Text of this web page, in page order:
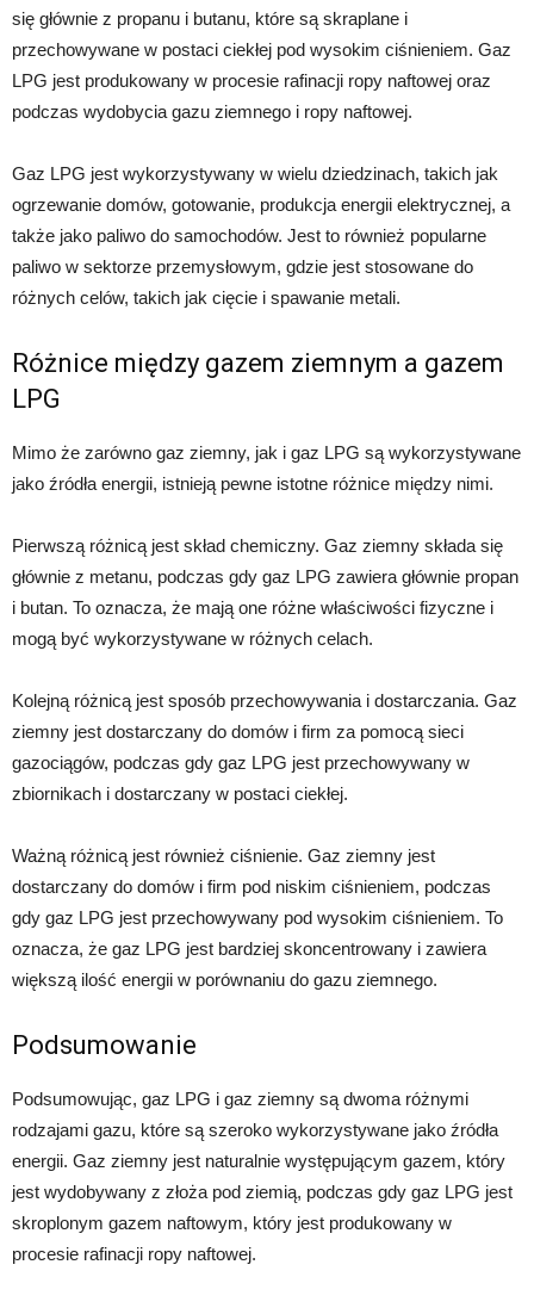
się głównie z propanu i butanu, które są skraplane i
przechowywane w postaci ciekłej pod wysokim ciśnieniem. Gaz
LPG jest produkowany w procesie rafinacji ropy naftowej oraz
podczas wydobycia gazu ziemnego i ropy naftowej.
Gaz LPG jest wykorzystywany w wielu dziedzinach, takich jak
ogrzewanie domów, gotowanie, produkcja energii elektrycznej, a
także jako paliwo do samochodów. Jest to również popularne
paliwo w sektorze przemysłowym, gdzie jest stosowane do
różnych celów, takich jak cięcie i spawanie metali.
Różnice między gazem ziemnym a gazem
LPG
Mimo że zarówno gaz ziemny, jak i gaz LPG są wykorzystywane
jako źródła energii, istnieją pewne istotne różnice między nimi.
Pierwszą różnicą jest skład chemiczny. Gaz ziemny składa się
głównie z metanu, podczas gdy gaz LPG zawiera głównie propan
i butan. To oznacza, że mają one różne właściwości fizyczne i
mogą być wykorzystywane w różnych celach.
Kolejną różnicą jest sposób przechowywania i dostarczania. Gaz
ziemny jest dostarczany do domów i firm za pomocą sieci
gazociągów, podczas gdy gaz LPG jest przechowywany w
zbiornikach i dostarczany w postaci ciekłej.
Ważną różnicą jest również ciśnienie. Gaz ziemny jest
dostarczany do domów i firm pod niskim ciśnieniem, podczas
gdy gaz LPG jest przechowywany pod wysokim ciśnieniem. To
oznacza, że gaz LPG jest bardziej skoncentrowany i zawiera
większą ilość energii w porównaniu do gazu ziemnego.
Podsumowanie
Podsumowując, gaz LPG i gaz ziemny są dwoma różnymi
rodzajami gazu, które są szeroko wykorzystywane jako źródła
energii. Gaz ziemny jest naturalnie występującym gazem, który
jest wydobywany z złoża pod ziemią, podczas gdy gaz LPG jest
skroplonym gazem naftowym, który jest produkowany w
procesie rafinacji ropy naftowej.